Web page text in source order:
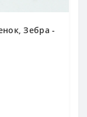
Зебра -